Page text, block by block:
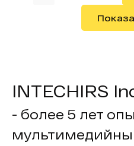
INTECHIRS
- более 5 лет